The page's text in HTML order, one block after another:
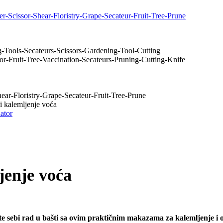
kalemljenje voća
voća
rad u bašti sa ovim praktičnim makazama za kalemljenje i